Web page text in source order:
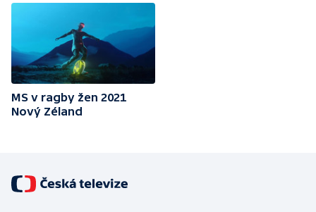
MS v ragby žen 2021
Nový Zéland